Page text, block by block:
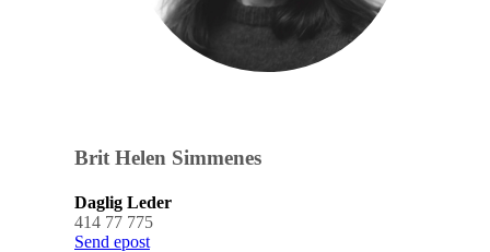
Brit Helen Simmenes
Daglig Leder
414 77 775
Send epost